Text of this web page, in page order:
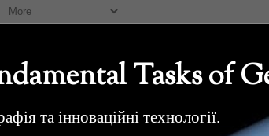
Tasks of
та інноваційні технології.